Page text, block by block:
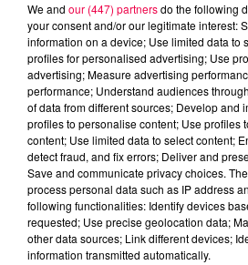
ACCUEIL INFOS
We and our (447) partnersdo the following
your consent and/or our legitimate interest:
information on a device; Use limited data to
profiles for personalised advertising; Use
advertising; Measure advertising
performance; Understand audiences
of data from different sources; Develop and
profiles to personalise content; Use profiles
content; Use limited data to select content;
detect fraud, and fix errors; Deliver and
Save and communicate privacy choices.
process personal data such as IP address
following functionalities: Identify devices
requested; Use precise geolocation data;
other data sources; Link different devices;
information transmitted automatically.